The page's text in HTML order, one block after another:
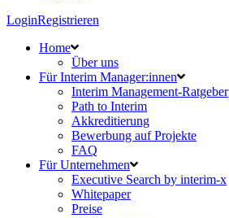
LoginRegistrieren
Home
Über uns
Für Interim Manager:innen
Interim Management-Ratgeber
Path to Interim
Akkreditierung
Bewerbung auf Projekte
FAQ
Für Unternehmen
Executive Search by interim-x
Whitepaper
Preise